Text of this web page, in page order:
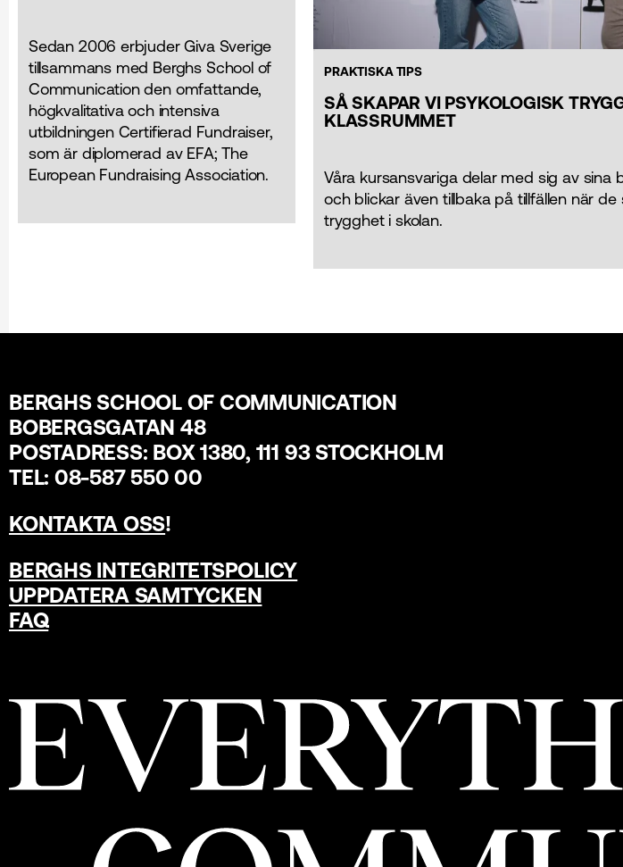
Sedan 2006 erbjuder Giva Sverige
tillsammans med Berghs School of
Communication den omfattande,
högkvalitativa och intensiva
utbildningen Certifierad Fundraiser,
som är diplomerad av EFA; The
European Fundraising Association.
PRAKTISKA TIPS
SÅ SKAPAR VI PSYKOLOGISK
KLASSRUMMET
Våra kursansvariga delar med sig av sina
och blickar även tillbaka på tillfällen när de
trygghet i skolan.
BERGHS SCHOOL OF COMMUNICATION
BOBERGSGATAN 48
POSTADRESS: BOX 1380, 111 93 STOCKHOLM
TEL: 08-587 550 00
KONTAKTA OSS!
BERGHS INTEGRITETSPOLICY
UPPDATERA SAMTYCKEN
FAQ